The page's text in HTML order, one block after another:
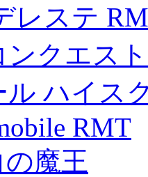
レステ
クエスト
ハイス
RMT
魔王